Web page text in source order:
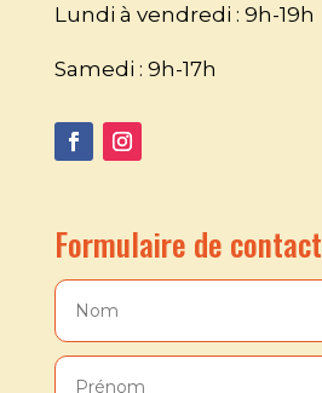
Lundi à vendredi : 9h-19h
Samedi : 9h-17h
Formulaire de contact